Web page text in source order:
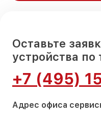
Оставьте
устройства по
+7 (495)
Адрес офиса